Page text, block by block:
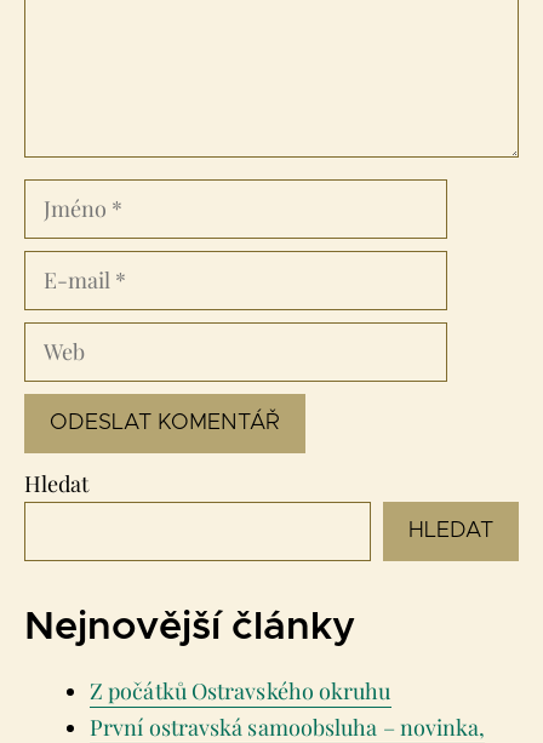
Jméno
E-
mail
Web
Hledat
HLEDAT
Nejnovější články
Z počátků Ostravského okruhu
První ostravská samoobsluha – novinka,